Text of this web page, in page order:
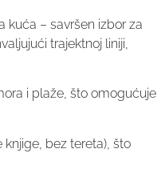
kuća – savršen izbor za
trajektnoj liniji,
i plaže, što omogućuje
bez tereta), što